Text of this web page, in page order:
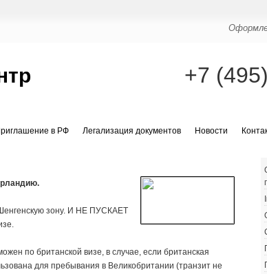
+7
в РФ Легализация документов Новости
зону. И НЕ ПУСКАЕТ
по британской визе, в случае, если британская
для пребывания в Великобритании (транзит не